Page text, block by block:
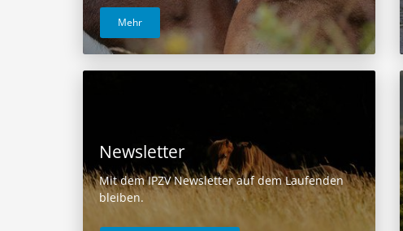
Mehr
Newsletter
Mit dem IPZV Newsletter auf dem Laufenden
bleiben.